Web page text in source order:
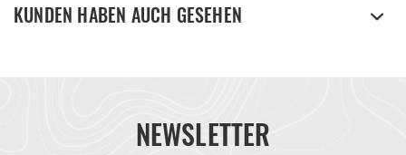
KUNDEN HABEN AUCH GESEHEN
NEWSLETTER